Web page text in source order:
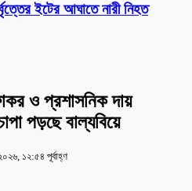
ইটের আঘাতে নারী নিহত
ও প্রশাসনিক দায়
পড়ছে বাল্যবিয়ে
১২:৫৪ পূর্বাহ্ণ